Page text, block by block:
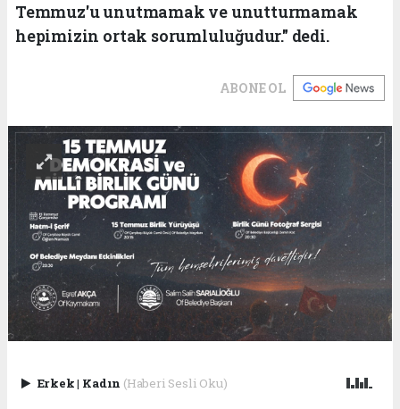
Temmuz'u unutmamak ve unutturmamak
hepimizin ortak sorumluluğudur." dedi.
ABONE OL
Erkek| Kadın (Haberi Sesli Oku)